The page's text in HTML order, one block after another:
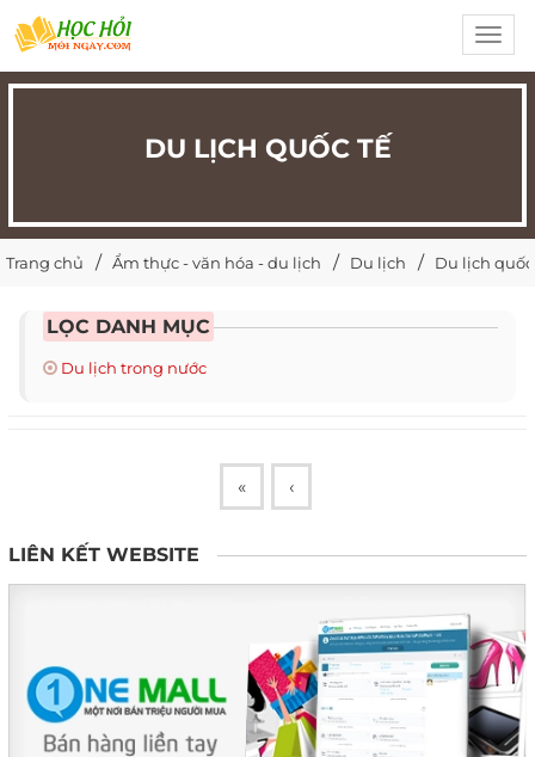
DU LỊCH QUỐC TẾ
Trang chủ Ẩm thực - văn hóa - du lịch Du lịch Du lịch
LỌC DANH MỤC
Du lịch trong nước
« ‹
LIÊN KẾT WEBSITE